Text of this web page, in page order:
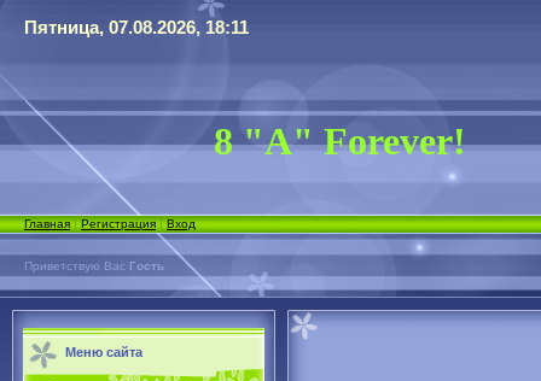
Пятница, 07.08.2026, 18:11
8 "А" Forever!
Главная|Регистрация|Вход
Приветствую Вас Гость
Меню сайта